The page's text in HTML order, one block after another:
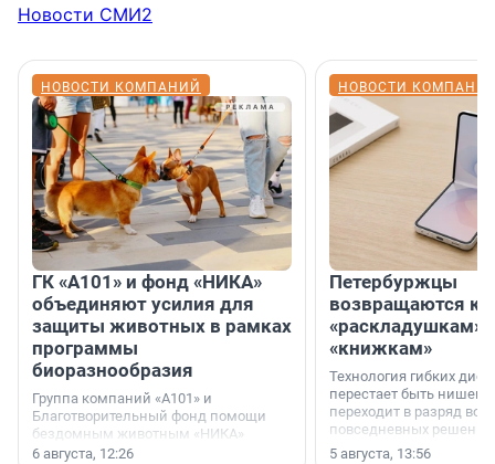
Новости СМИ2
НОВОСТИ КОМПАНИЙ
ГК «А101» и фонд «НИКА»
объединяют усилия для
защиты животных в рамках
программы
биоразнообразия
Группа компаний «А101» и
Благотворительный фонд помощи
бездомным животным «НИКА»
заключили соглашение о
6 августа, 12:26
НОВОСТИ
Петербуржцы
возвращаются к
«раскладушкам»
«книжкам»
Технология гибких
перестает быть
переходит в разряд
повседневных
5 августа, 13:56